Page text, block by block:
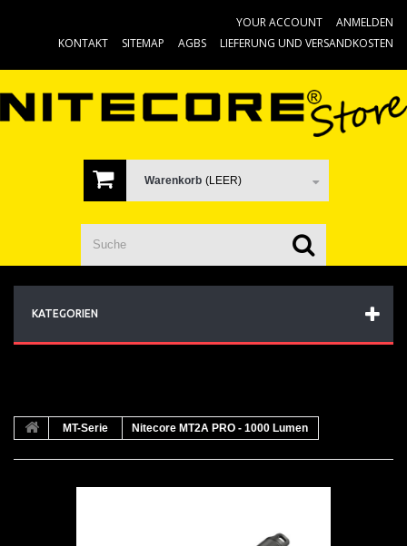
ANMELDEN
YOUR ACCOUNT
KONTAKT
SITEMAP AGBS LIEFERUNG UND VERSANDKOSTEN
Warenkorb (LEER)
KATEGORIEN
MT-Serie Nitecore MT2A PRO - 1000 Lumen